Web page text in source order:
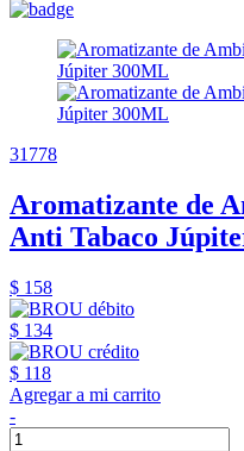
31778
Aromatizante de
Anti Tabaco
$ 158
$ 134
$ 118
Agregar a mi carrito
-